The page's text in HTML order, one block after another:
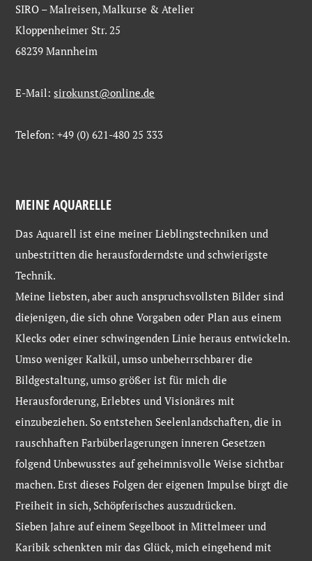
SIRO – Malreisen, Malkurse & Atelier
Kloppenheimer Str. 25
68239 Mannheim
E-Mail:sirokunst@online.de
Telefon: +49 (0) 621-480 25 333
MEINE AQUARELLE
Das Aquarell ist eine meiner Lieblingstechniken und
unbestritten die herausforderndste und schwierigste
Technik.
Meine liebsten, aber auch anspruchsvollsten Bilder sind
diejenigen, die sich ohne Vorgaben oder Plan aus einem
Klecks oder einer schwingenden Linie heraus entwickeln.
Umso weniger Kalkül, umso unbeherrschbarer die
Bildgestaltung, umso größer ist für mich die
Herausforderung, Erlebtes und Visionäres mit
einzubeziehen. So entstehen Seelenlandschaften, die in
rauschhaften Farbüberlagerungen inneren Gesetzen
folgend Unbewusstes auf geheimnisvolle Weise sichtbar
machen. Erst dieses Folgen der eigenen Impulse birgt die
Freiheit in sich, Schöpferisches auszudrücken.
Sieben Jahre auf einem Segelboot in Mittelmeer und
Karibik schenkten mir das Glück, mich eingehend mit